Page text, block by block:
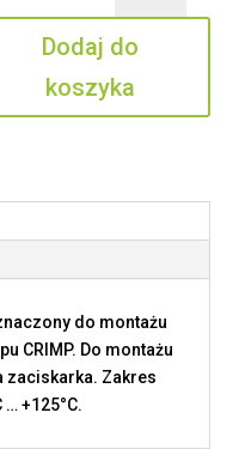
1.5
Dodaj do
koszyka
do montażu
CRIMP. Do montażu
zaciskarka. Zakres
+125°C.